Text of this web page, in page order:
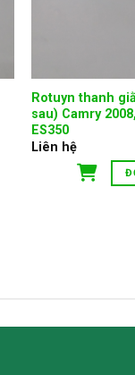
Rotuyn thanh
sau) Camry
ES350
Liên hệ